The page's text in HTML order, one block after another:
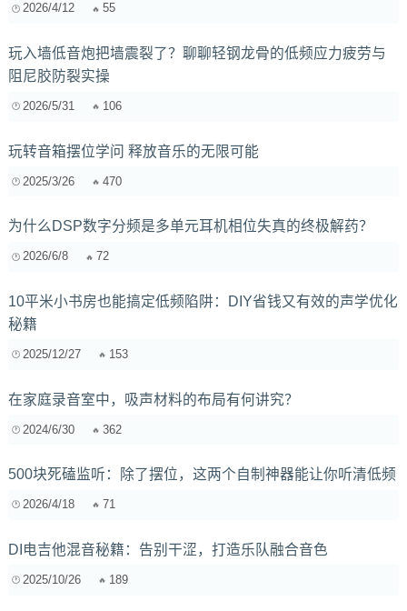
2026/4/12 55
玩入墙低音炮把墙震裂了？聊聊轻钢龙骨的低频应力疲劳与
阻尼胶防裂实操
2026/5/31 106
玩转音箱摆位学问 释放音乐的无限可能
2025/3/26 470
为什么DSP数字分频是多单元耳机相位失真的终极解药？
2026/6/8 72
10平米小书房也能搞定低频陷阱：DIY省钱又有效的声学优化
秘籍
2025/12/27 153
在家庭录音室中，吸声材料的布局有何讲究？
2024/6/30 362
500块死磕监听：除了摆位，这两个自制神器能让你听清低频
2026/4/18 71
DI电吉他混音秘籍：告别干涩，打造乐队融合音色
2025/10/26 189